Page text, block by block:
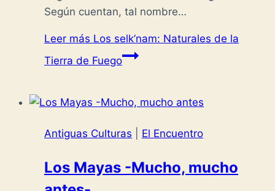
Según cuentan, tal nombre…
Leer más Los selk’nam: Naturales de la
Tierra de Fuego
Antiguas Culturas El Encuentro
Los Mayas -Mucho, mucho